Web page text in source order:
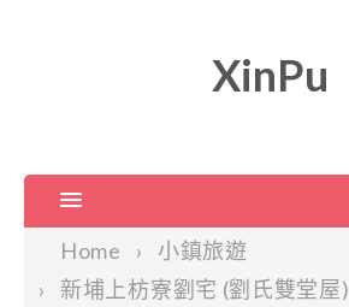
XinPu
Home
小鎮旅遊
新埔上枋寮劉宅 (劉氏雙堂屋)